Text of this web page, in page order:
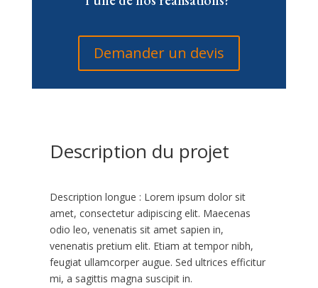
Demander un devis
Description du projet
Description longue : Lorem ipsum dolor sit
amet, consectetur adipiscing elit. Maecenas
odio leo, venenatis sit amet sapien in,
venenatis pretium elit. Etiam at tempor nibh,
feugiat ullamcorper augue. Sed ultrices efficitur
mi, a sagittis magna suscipit in.